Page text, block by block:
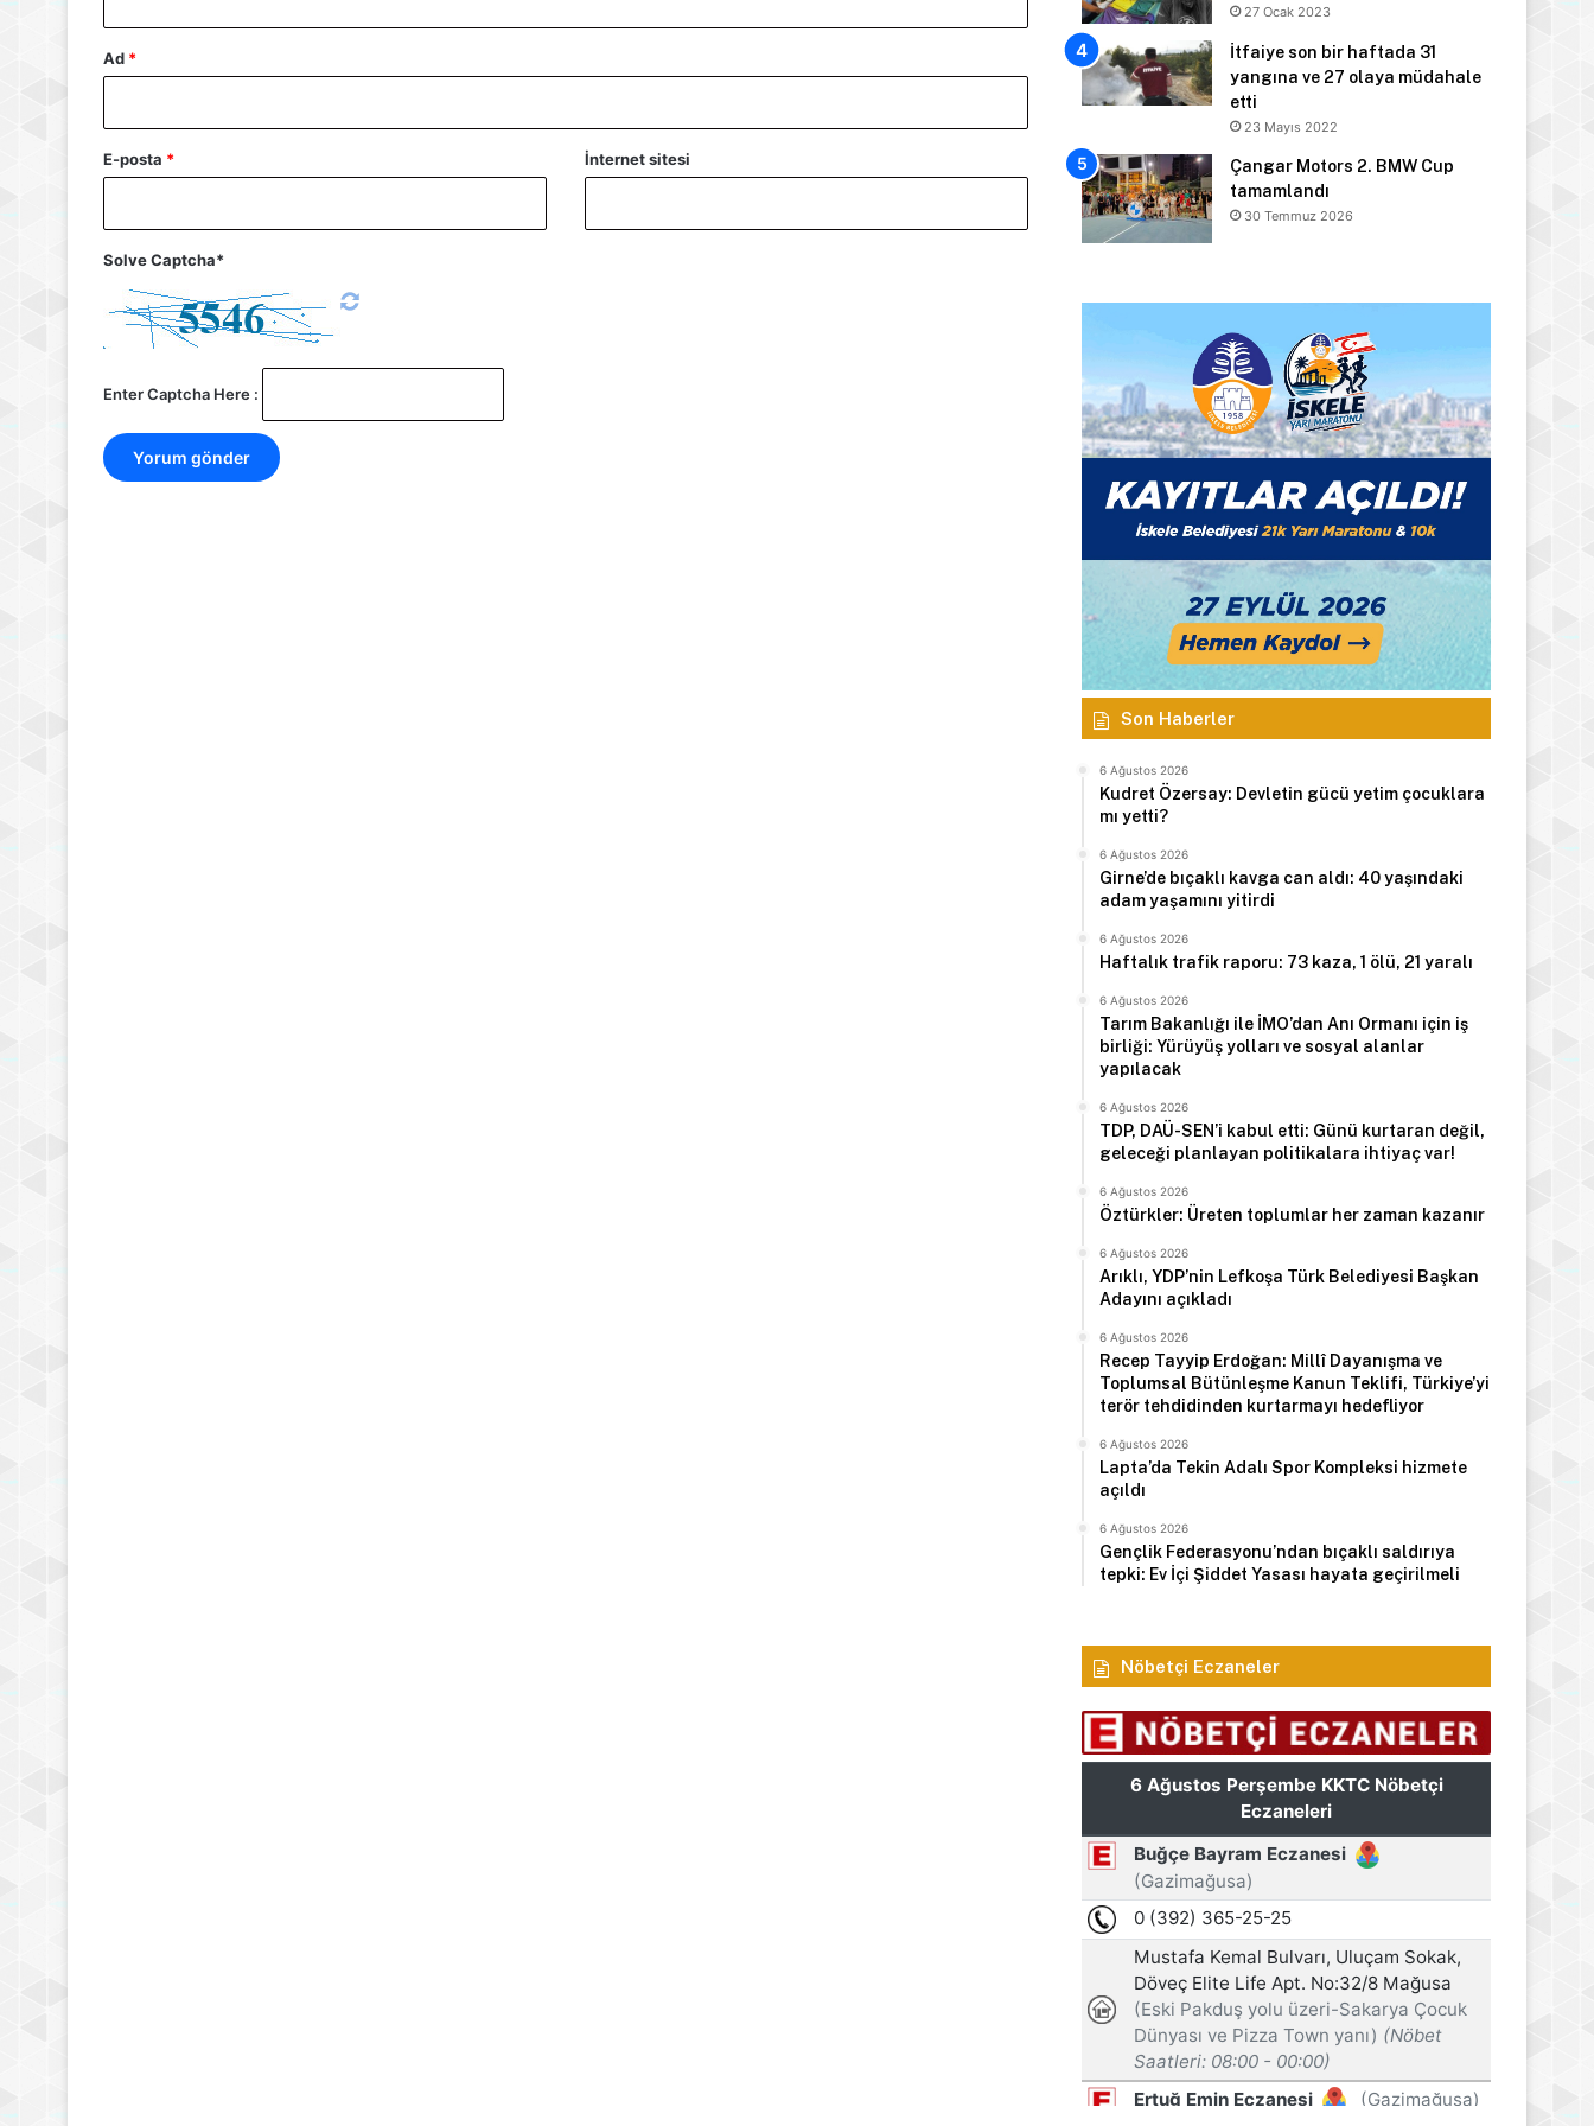
Ad *
E-posta * İnternet sitesi
Solve Captcha*
Enter Captcha Here :
27 Ocak 2023
İtfaiye son bir haftada 31
yangına ve 27 olaya müdahale
etti
23 Mayıs 2022
Çangar Motors 2. BMW Cup
tamamlandı
30 Temmuz 2026
Son Haberler
6 Ağustos 2026
Kudret Özersay: Devletin gücü yetim çocuklara
mı yetti?
6 Ağustos 2026
Girne’de bıçaklı kavga can aldı: 40 yaşındaki
adam yaşamını yitirdi
6 Ağustos 2026
Haftalık trafik raporu: 73 kaza, 1 ölü, 21 yaralı
6 Ağustos 2026
Tarım Bakanlığı ile İMO’dan Anı Ormanı için iş
birliği: Yürüyüş yolları ve sosyal alanlar
yapılacak
6 Ağustos 2026
TDP, DAÜ-SEN’i kabul etti: Günü kurtaran değil,
geleceği planlayan politikalara ihtiyaç var!
6 Ağustos 2026
Öztürkler: Üreten toplumlar her zaman kazanır
6 Ağustos 2026
Arıklı, YDP’nin Lefkoşa Türk Belediyesi Başkan
Adayını açıkladı
6 Ağustos 2026
Recep Tayyip Erdoğan: Millî Dayanışma ve
Toplumsal Bütünleşme Kanun Teklifi, Türkiye’yi
terör tehdidinden kurtarmayı hedefliyor
6 Ağustos 2026
Lapta’da Tekin Adalı Spor Kompleksi hizmete
açıldı
6 Ağustos 2026
Gençlik Federasyonu’ndan bıçaklı saldırıya
tepki: Ev İçi Şiddet Yasası hayata geçirilmeli
Nöbetçi Eczaneler